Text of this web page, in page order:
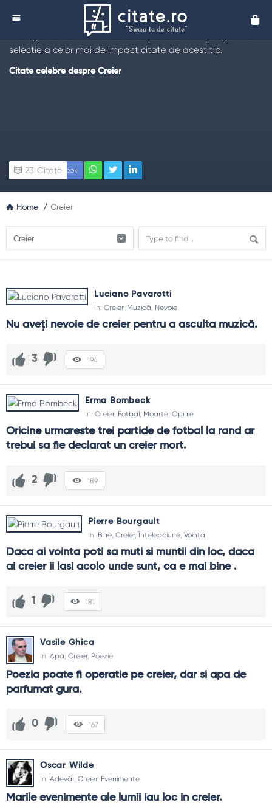
Citate despre Creier
Citeste cele mai interesantecitate despre creier
, pentru a
intelege cat de minunat este corpul uman. Am pregatit o
selectie a celor mai de impact citate de acest tip.
Citate celebre despre Creier
Facebook
23 Citate
Home / Creier
Luciano Pavarotti
In: Creier, Muzică, Nevoie
Nu aveţi nevoie de creier pentru a asculta muzică.
3 194
Erma Bombeck
In: Creier, Fotbal, Moarte, Opinie
Oricine urmareste trei partide de fotbal la rand ar
trebui sa fie declarat un creier mort.
2 189
Pierre Bourgault
In: Bine, Creier, Înțelepciune, Voință
Daca ai vointa poti sa muti si muntii din loc, daca
ai creier ii lasi acolo unde sunt, ca e mai bine .
1 181
Vasile Ghica
In: Apă, Creier, Poezie
Poezia poate fi operatie pe creier, dar si apa de
parfumat gura.
0 167
Oscar Wilde
In: Adevăr, Creier, Evenimente
Marile evenimente ale lumii iau loc in creier.